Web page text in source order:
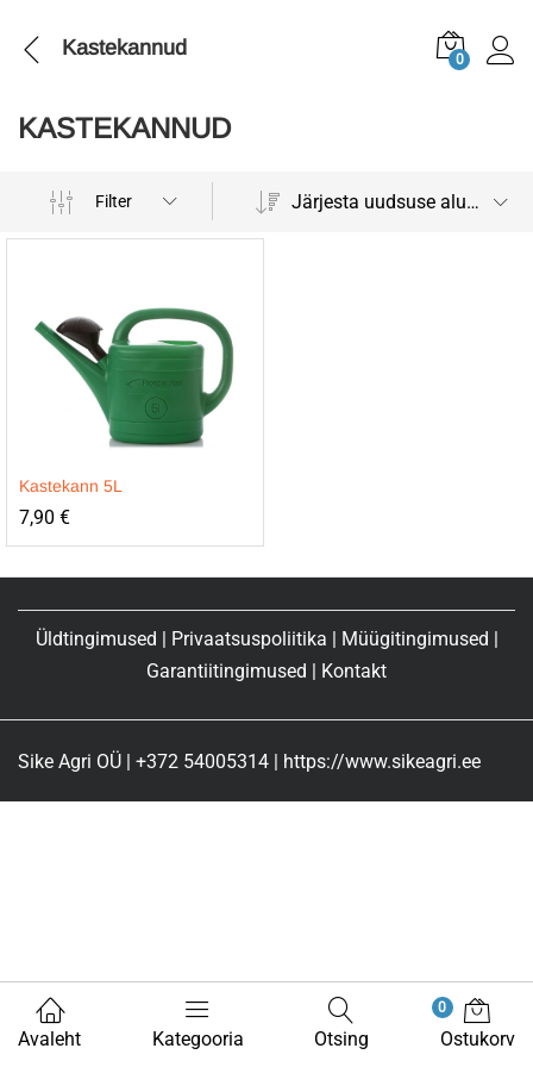
Kastekannud 0
KASTEKANNUD
Filter Järjesta uudsuse alusel
Kastekann 5L
7,90 €
Üldtingimused Privaatsuspoliitika Müügitingimused
Garantiitingimused
Kontakt
Sike Agri OÜ | +372 54005314 | https://www.sikeagri.ee
Avaleht Kategooria Otsing
0
Ostukorv